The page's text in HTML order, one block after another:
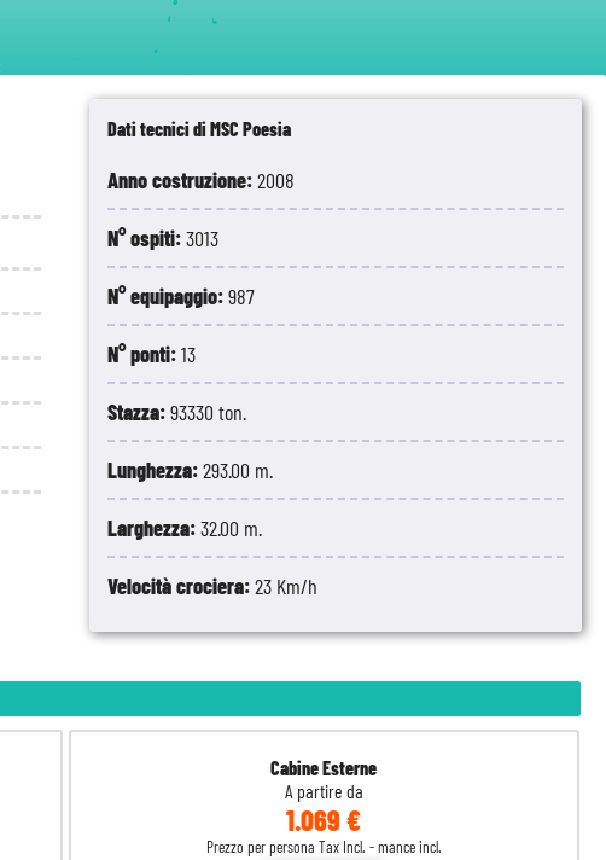
Dati tecnici di MSC Poesia
Anno costruzione:2008
N° ospiti:3013
N° equipaggio:987
N° ponti:13
Stazza:93330 ton.
Lunghezza:293.00 m.
Larghezza:32.00 m.
Velocità crociera:23 Km/h
Cabine Esterne
A partire da
1.069 €
Prezzo per persona Tax Incl. - mance incl.